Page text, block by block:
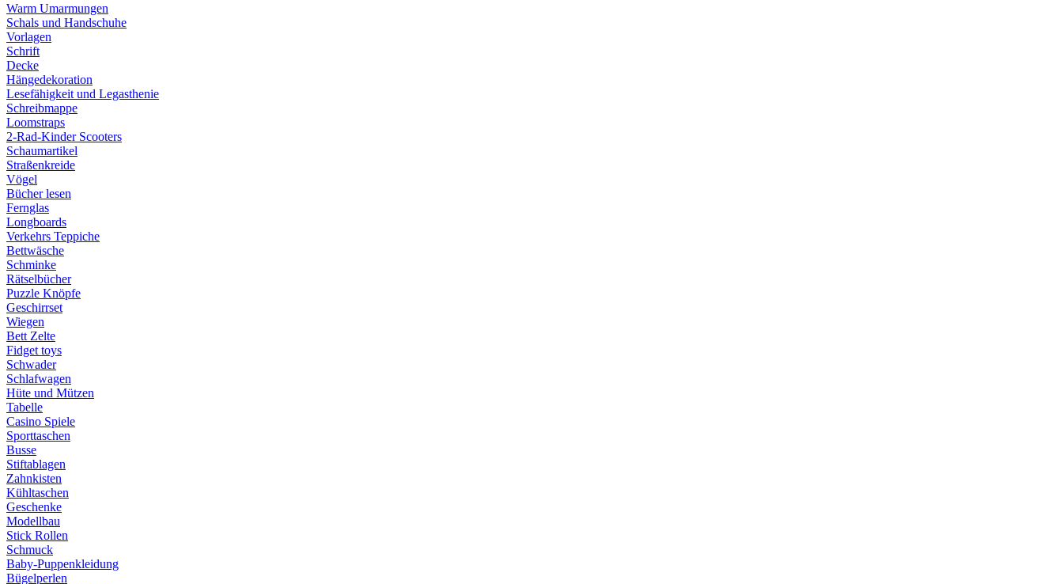
Warm Umarmungen
Schals und Handschuhe
Vorlagen
Schrift
Decke
Hängedekoration
Lesefähigkeit und Legasthenie
Schreibmappe
Loomstraps
2-Rad-Kinder Scooters
Schaumartikel
Straßenkreide
Vögel
Bücher lesen
Fernglas
Longboards
Verkehrs Teppiche
Bettwäsche
Schminke
Rätselbücher
Puzzle Knöpfe
Geschirrset
Wiegen
Bett Zelte
Fidget toys
Schwader
Schlafwagen
Hüte und Mützen
Tabelle
Casino Spiele
Sporttaschen
Busse
Stiftablagen
Zahnkisten
Kühltaschen
Geschenke
Modellbau
Stick Rollen
Schmuck
Baby-Puppenkleidung
Bügelperlen